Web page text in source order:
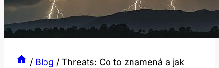
/ Blog / Threats: Co to znamená a jak